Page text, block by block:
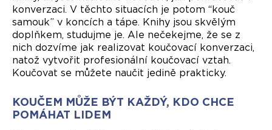
konverzaci. V těchto situacích je potom “kouč
samouk” v koncích a tápe. Knihy jsou skvělým
doplňkem, studujme je. Ale nečekejme, že se z
nich dozvíme jak realizovat koučovací konverzaci,
natož vytvořit profesionální koučovací vztah.
Koučovat se můžete naučit jedině prakticky.
KOUČEM MŮŽE BÝT KAŽDÝ, KDO CHCE
POMÁHAT LIDEM